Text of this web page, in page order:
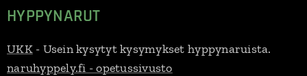
HYPPYNARUT
UKK- Usein kysytyt kysymykset hyppynaruista.
naruhyppely.fi - opetussivusto